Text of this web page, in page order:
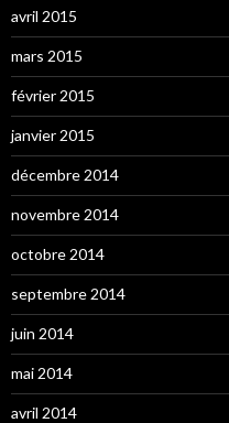
avril 2015
mars 2015
février 2015
janvier 2015
décembre 2014
novembre 2014
octobre 2014
septembre 2014
juin 2014
mai 2014
avril 2014